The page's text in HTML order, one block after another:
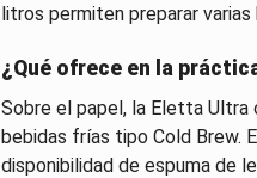
litros permiten preparar
¿Qué ofrece en la
Sobre el papel, la Eletta
bebidas frías tipo Cold Brew.
disponibilidad de espuma de